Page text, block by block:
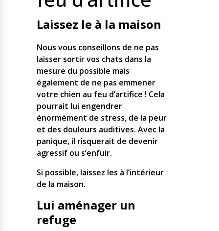
Laissez le à la maison
Nous vous conseillons de ne pas
laisser sortir vos chats dans la
mesure du possible mais
également de ne pas emmener
votre chien au feu d’artifice ! Cela
pourrait lui engendrer
énormément de stress, de la peur
et des douleurs auditives. Avec la
panique, il risquerait de devenir
agressif ou s’enfuir.
Si possible, laissez les à l’intérieur
de la maison.
Lui aménager un
refuge